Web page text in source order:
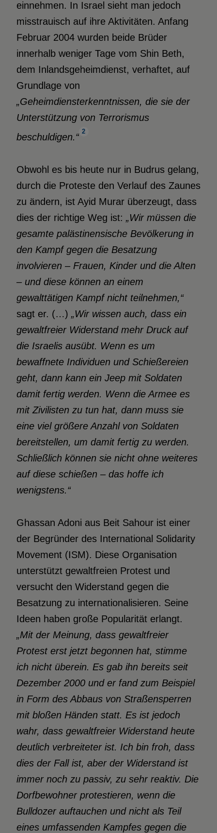
einnehmen. In Israel sieht man jedoch
misstrauisch auf ihre Aktivitäten. Anfang
Februar 2004 wurden beide Brüder
innerhalb weniger Tage vom Shin Beth,
dem Inlandsgeheimdienst, verhaftet, auf
Grundlage von
„Geheimdiensterkenntnissen, die sie der
Unterstützung von Terrorismus
beschuldigen.“
2
Obwohl es bis heute nur in Budrus gelang,
durch die Proteste den Verlauf des Zaunes
zu ändern, ist Ayid Murar überzeugt, dass
dies der richtige Weg ist: „Wir müssen die
gesamte palästinensische Bevölkerung in
den Kampf gegen die Besatzung
involvieren – Frauen, Kinder und die Alten
– und diese können an einem
gewalttätigen Kampf nicht teilnehmen,“
sagt er. (…) „Wir wissen auch, dass ein
gewaltfreier Widerstand mehr Druck auf
die Israelis ausübt. Wenn es um
bewaffnete Individuen und Schießereien
geht, dann kann ein Jeep mit Soldaten
damit fertig werden. Wenn die Armee es
mit Zivilisten zu tun hat, dann muss sie
eine viel größere Anzahl von Soldaten
bereitstellen, um damit fertig zu werden.
Schließlich können sie nicht ohne weiteres
auf diese schießen – das hoffe ich
wenigstens.“
Ghassan Adoni aus Beit Sahour ist einer
der Begründer des International Solidarity
Movement (ISM). Diese Organisation
unterstützt gewaltfreien Protest und
versucht den Widerstand gegen die
Besatzung zu internationalisieren. Seine
Ideen haben große Popularität erlangt.
„Mit der Meinung, dass gewaltfreier
Protest erst jetzt begonnen hat, stimme
ich nicht überein. Es gab ihn bereits seit
Dezember 2000 und er fand zum Beispiel
in Form des Abbaus von Straßensperren
mit bloßen Händen statt. Es ist jedoch
wahr, dass gewaltfreier Widerstand heute
deutlich verbreiteter ist. Ich bin froh, dass
dies der Fall ist, aber der Widerstand ist
immer noch zu passiv, zu sehr reaktiv. Die
Dorfbewohner protestieren, wenn die
Bulldozer auftauchen und nicht als Teil
eines umfassenden Kampfes gegen die